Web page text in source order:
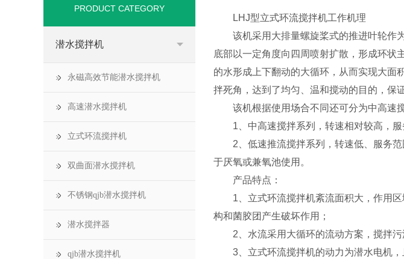
LHJ型立式环流搅拌机工作机理
该机采用大排量螺旋桨式的推进叶轮作为
底部以一定角度向四周喷射扩散，形成环状
的水形成上下翻动的大循环，从而实现大面
拌死角，达到了均匀、温和搅动的目的，保
该机根据使用场合不同还可分为中高速搅
1、中高速搅拌系列，转速相对较高，服
2、低速推流搅拌系列，转速低、服务范
于厌氧或兼氧池使用。
产品特点：
1、立式环流搅拌机紊流面积大，作用区
构和菌胶团产生破坏作用；
2、水流采用大循环的流动方案，搅拌污
3、立式环流搅拌机的动力为潜水电机，
PRODUCT CATEGORY
潜水搅拌机
永磁高效节能潜水搅拌机
高速潜水搅拌机
立式环流搅拌机
双曲面潜水搅拌机
不锈钢qjb潜水搅拌机
潜水搅拌器
qjb潜水搅拌机